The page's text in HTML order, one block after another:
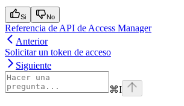
Si No
Referencia de API de Access Manager
Anterior
Solicitar un token de acceso
Siguiente
⌘I